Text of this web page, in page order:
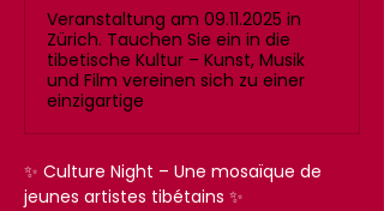
Veranstaltung am 09.11.2025 in
Zürich. Tauchen Sie ein in die
tibetische Kultur – Kunst, Musik
und Film vereinen sich zu einer
einzigartige
✨ Culture Night – Une mosaïque de
jeunes artistes tibétains ✨